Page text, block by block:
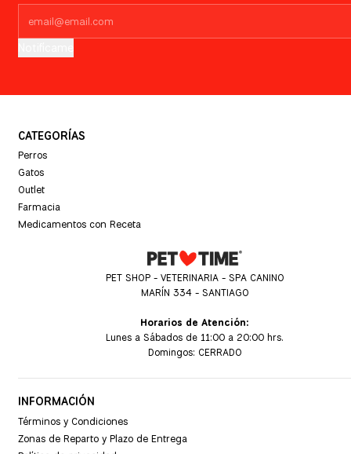
CATEGORÍAS
Perros
Gatos
Outlet
Farmacia
Medicamentos con Receta
PET SHOP - VETERINARIA - SPA CANINO
MARÍN 334 - SANTIAGO
Horarios de Atención:
Lunes a Sábados de 11:00 a 20:00 hrs.
Domingos: CERRADO
INFORMACIÓN
Términos y Condiciones
Zonas de Reparto y Plazo de Entrega